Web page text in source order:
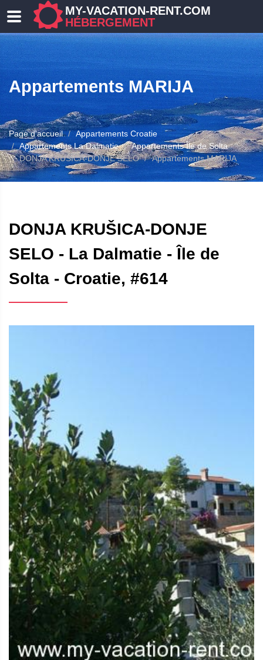
MY-VACATION-RENT.COM
HÉBERGEMENT
Appartements MARIJA
Page d'accueil
Appartements Croatie
Appartements La Dalmatie
Appartements Île de Solta
DONJA KRUŠICA-DONJE SELO
Appartements MARIJA
DONJA KRUŠICA-DONJE
SELO - La Dalmatie - Île de
Solta - Croatie, #614